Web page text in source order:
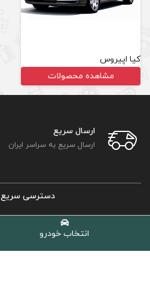
انتخاب خودرو
کیا اپیروس
مشاهده محصولات
ارسال سریع
ارسال سریع به سراسر ایران
دسترسی سریع